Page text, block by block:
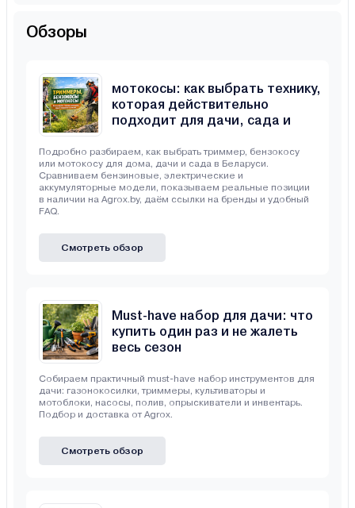
Обзоры
мотокосы: как выбрать технику,
которая действительно
подходит для дачи, сада и
Подробно разбираем, как выбрать триммер, бензокосу
или мотокосу для дома, дачи и сада в Беларуси.
Сравниваем бензиновые, электрические и
аккумуляторные модели, показываем реальные позиции
в наличии на Agrox.by, даём ссылки на бренды и удобный
FAQ.
Смотреть обзор
Must-have набор для дачи: что
купить один раз и не жалеть
весь сезон
Собираем практичный must-have набор инструментов для
дачи: газонокосилки, триммеры, культиваторы и
мотоблоки, насосы, полив, опрыскиватели и инвентарь.
Подбор и доставка от Agrox.
Смотреть обзор